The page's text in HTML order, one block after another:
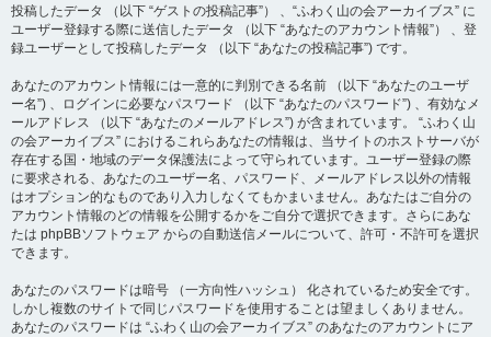
投稿したデータ （以下 “ゲストの投稿記事”） 、“ふわく山の会アーカイブス” に
ユーザー登録する際に送信したデータ （以下 “あなたのアカウント情報”） 、登
録ユーザーとして投稿したデータ （以下 “あなたの投稿記事”) です。
あなたのアカウント情報には一意的に判別できる名前 （以下 “あなたのユーザ
ー名”) 、ログインに必要なパスワード （以下 “あなたのパスワード”) 、有効なメ
ールアドレス （以下 “あなたのメールアドレス”) が含まれています。 “ふわく山
の会アーカイブス” におけるこれらあなたの情報は、当サイトのホストサーバが
存在する国・地域のデータ保護法によって守られています。ユーザー登録の際
に要求される、あなたのユーザー名、パスワード、メールアドレス以外の情報
はオプション的なものであり入力しなくてもかまいません。あなたはご自分の
アカウント情報のどの情報を公開するかをご自分で選択できます。さらにあな
たは phpBBソフトウェア からの自動送信メールについて、許可・不許可を選択
できます。
あなたのパスワードは暗号 （一方向性ハッシュ） 化されているため安全です。
しかし複数のサイトで同じパスワードを使用することは望ましくありません。
あなたのパスワードは “ふわく山の会アーカイブス” のあなたのアカウントにア